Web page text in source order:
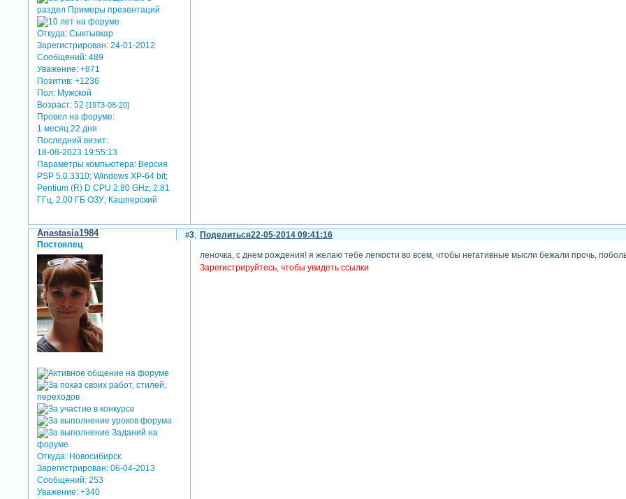
Откуда: Сыктывкар
Зарегистрирован: 24-01-2012
Сообщений: 489
Уважение: +871
Позитив: +1236
Пол: Мужской
Возраст: 52[1973-08-20]
Провел на форуме:
1 месяц 22 дня
Последний визит:
18-08-2023 19:55:13
Параметры компьютера: Версия
PSP 5.0.3310; Windows XP-64 bit;
Pentium (R) D CPU 2.80 GHz; 2.81
ГГц, 2,00 ГБ ОЗУ; Кашперский
Поделиться
3 22-05-2014 09:41:16
Anastasia1984
Постоялец
Откуда: Новосибирск
Зарегистрирован: 06-04-2013
Сообщений: 253
Уважение: +340
леночка, с днем рождения! я желаю тебе легкости во всем, чтобы негативные мысли бежали прочь,
Зарегистрируйтесь, чтобы увидеть ссылки